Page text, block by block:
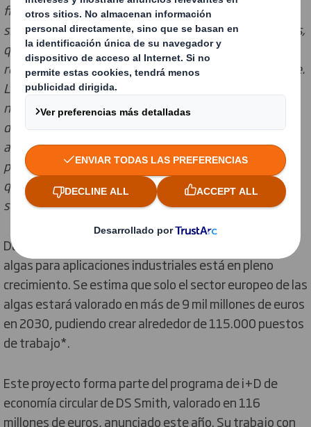
fibra alternativas tiene un potencial real de cambiar la
situación actual para nuestros clientes y consumidores,
quienes cada vez más reclaman productos fáciles de
reciclar y con un impacto mínimo en el medio ambiente.
Las algas representan uno de los muchos materiales
naturales alternativos que estamos analizando
detenidamente y, si bien la mayoría de las personas lo
asociará con la playa o con un ingrediente del sushi,
para nosotros podría tener interesantes aplicaciones
que pueden ayudarnos a crear la nueva generación de
soluciones sostenibles de papel y packaging."
Dada su amplia variedad de usos, el mercado de las
algas para aplicaciones industriales está en pleno
crecimiento. Se estima que solo el sector europeo de las
algas estará valorado en más de 9 mil millones de euros
en 2030, pudiendo crear alrededor de 115.000 puestos
de trabajo*.
Este proyecto forma parte del programa de i+D de
economía circular de DS Smith, valorado en 116
millones de euros, anunciado este año. Su trabajo con